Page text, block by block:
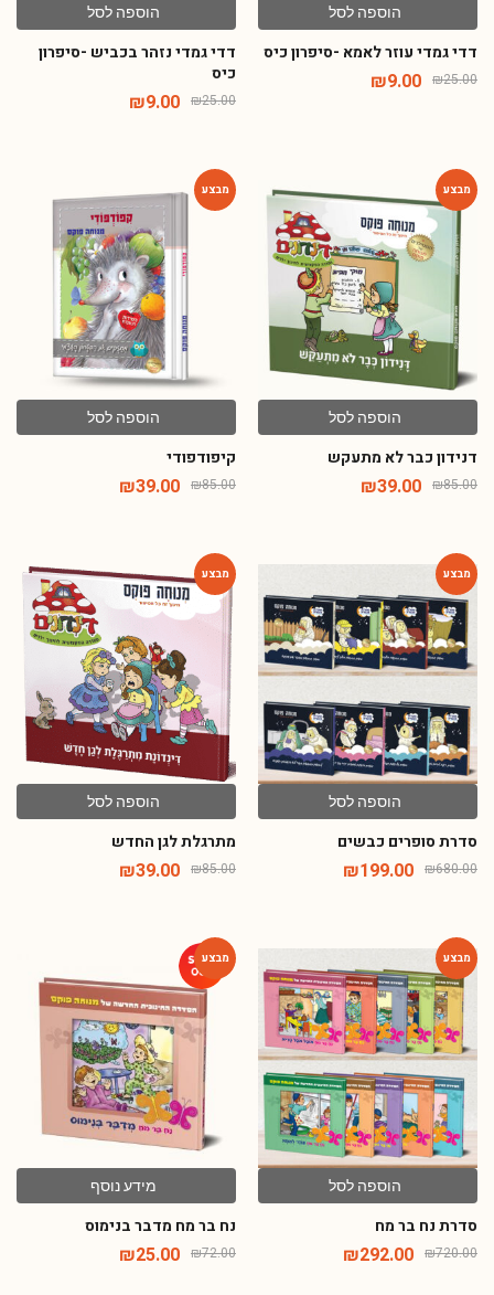
הוספה לסל
דדי גמדי עוזר לאמא -סיפרון כיס
₪25.00
₪9.00
הוספה לסל
דדי גמדי נזהר בכביש -סיפרון
כיס
₪25.00
₪9.00
הוספה לסל
דנידון כבר לא מתעקש
₪85.00
₪39.00
הוספה לסל
קיפודפודי
₪85.00
₪39.00
-71%
הוספה לסל
סדרת סופרים כבשים
₪680.00
₪199.00
הוספה לסל
מתרגלת לגן החדש
₪85.00
₪39.00
הוספה לסל
סדרת נח בר מח
₪720.00
₪292.00
מידע נוסף
נח בר מח מדבר בנימוס
₪72.00
₪25.00